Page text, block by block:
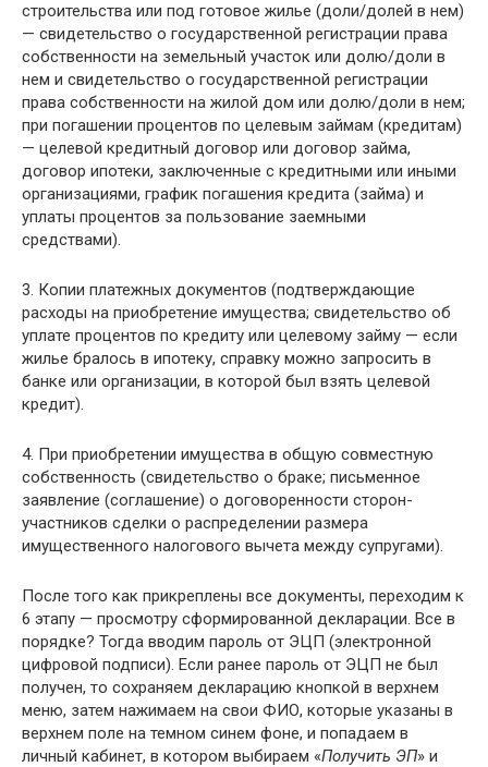
строительства или под готовое жилье (доли/долей в нем)
— свидетельство о государственной регистрации права
собственности на земельный участок или долю/доли в
нем и свидетельство о государственной регистрации
права собственности на жилой дом или долю/доли в нем;
при погашении процентов по целевым займам (кредитам)
— целевой кредитный договор или договор займа,
договор ипотеки, заключенные с кредитными или иными
организациями, график погашения кредита (займа) и
уплаты процентов за пользование заемными
средствами).
3. Копии платежных документов (подтверждающие
расходы на приобретение имущества; свидетельство об
уплате процентов по кредиту или целевому займу — если
жилье бралось в ипотеку, справку можно запросить в
банке или организации, в которой был взять целевой
кредит).
4. При приобретении имущества в общую совместную
собственность (свидетельство о браке; письменное
заявление (соглашение) о договоренности сторон-
участников сделки о распределении размера
имущественного налогового вычета между супругами).
После того как прикреплены все документы, переходим к
6 этапу — просмотру сформированной декларации. Все в
порядке? Тогда вводим пароль от ЭЦП (электронной
цифровой подписи). Если ранее пароль от ЭЦП не был
получен, то сохраняем декларацию кнопкой в верхнем
меню, затем нажимаем на свои ФИО, которые указаны в
верхнем поле на темном синем фоне, и попадаем в
личный кабинет, в котором выбираем «Получить ЭП» и